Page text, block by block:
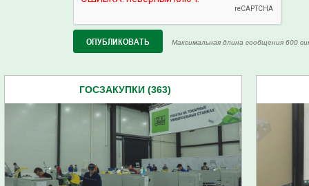
Максимальная длина сообщения 600
ГОСЗАКУПКИ (363)